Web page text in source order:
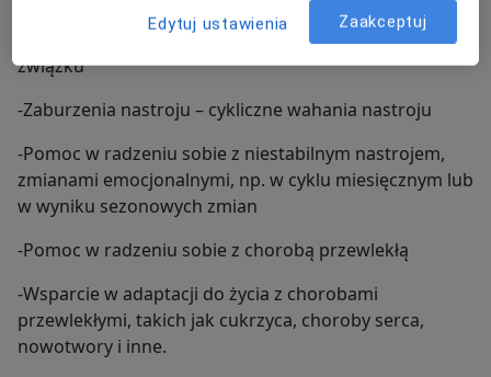
pokonywaniu trudności, poprawie komunikacji,
rozwiązywaniu konfliktów oraz wzmacnianiu więzi w
związku
-Zaburzenia nastroju – cykliczne wahania nastroju
-Pomoc w radzeniu sobie z niestabilnym nastrojem,
zmianami emocjonalnymi, np. w cyklu miesięcznym lub
w wyniku sezonowych zmian
-Pomoc w radzeniu sobie z chorobą przewlekłą
-Wsparcie w adaptacji do życia z chorobami
przewlekłymi, takich jak cukrzyca, choroby serca,
nowotwory i inne.
Edytuj ustawienia Zaakceptuj